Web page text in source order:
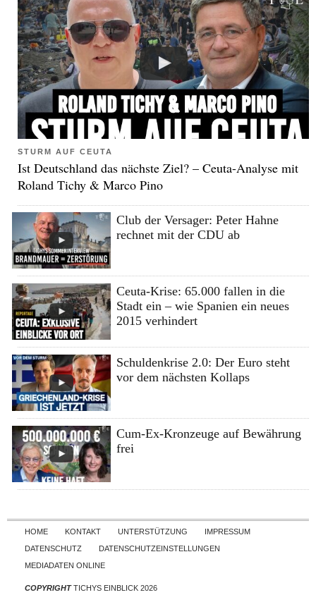
STURM AUF CEUTA
Ist Deutschland das nächste Ziel? – Ceuta-Analyse mit
Roland Tichy & Marco Pino
Club der Versager: Peter Hahne
rechnet mit der CDU ab
Ceuta-Krise: 65.000 fallen in die
Stadt ein – wie Spanien ein neues
2015 verhindert
Schuldenkrise 2.0: Der Euro steht
vor dem nächsten Kollaps
Cum-Ex-Kronzeuge auf Bewährung
frei
Skip to content
HOME KONTAKT UNTERSTÜTZUNG
IMPRESSUM
DATENSCHUTZ
DATENSCHUTZEINSTELLUNGEN
MEDIADATEN ONLINE
COPYRIGHTTICHYS EINBLICK 2026